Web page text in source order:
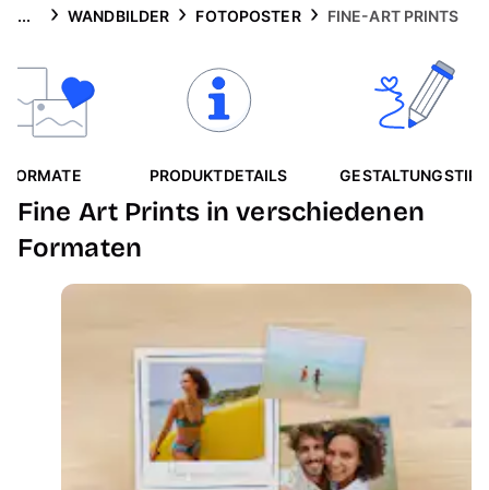
... WANDBILDER FOTOPOSTER FINE-ART PRINTS
FORMATE PRODUKTDETAILS
Fine Art Prints in verschiedenen
Formaten